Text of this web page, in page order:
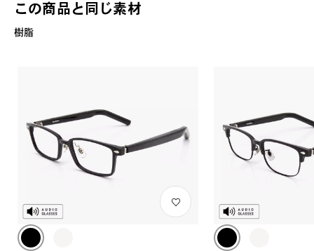
この商品と同じ素材
樹脂